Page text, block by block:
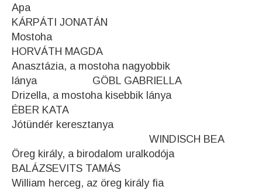
Apa
KÁRPÁTI JONATÁN
Mostoha
HORVÁTH MAGDA
Anasztázia, a mostoha nagyobbik
lánya GÖBL GABRIELLA
Drizella, a mostoha kisebbik lánya
ÉBER KATA
Jótündér keresztanya
WINDISCH BEA
Öreg király, a birodalom uralkodója
BALÁZSEVITS TAMÁS
William herceg, az öreg király fia